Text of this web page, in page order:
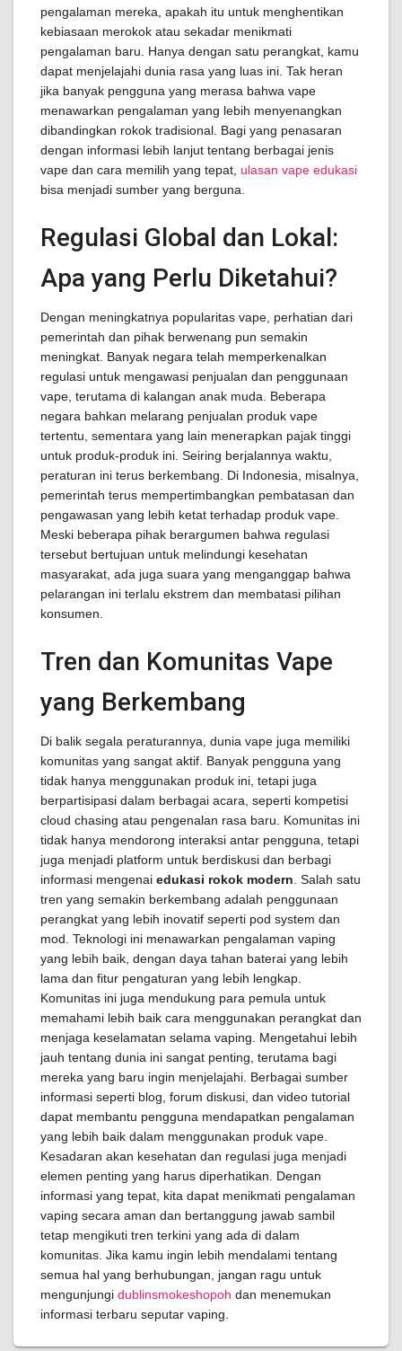
pengalaman mereka, apakah itu untuk menghentikan
kebiasaan merokok atau sekadar menikmati
pengalaman baru. Hanya dengan satu perangkat, kamu
dapat menjelajahi dunia rasa yang luas ini. Tak heran
jika banyak pengguna yang merasa bahwa vape
menawarkan pengalaman yang lebih menyenangkan
dibandingkan rokok tradisional. Bagi yang penasaran
dengan informasi lebih lanjut tentang berbagai jenis
vape dan cara memilih yang tepat, ulasan vape edukasi
bisa menjadi sumber yang berguna.
Regulasi Global dan Lokal:
Apa yang Perlu Diketahui?
Dengan meningkatnya popularitas vape, perhatian dari
pemerintah dan pihak berwenang pun semakin
meningkat. Banyak negara telah memperkenalkan
regulasi untuk mengawasi penjualan dan penggunaan
vape, terutama di kalangan anak muda. Beberapa
negara bahkan melarang penjualan produk vape
tertentu, sementara yang lain menerapkan pajak tinggi
untuk produk-produk ini. Seiring berjalannya waktu,
peraturan ini terus berkembang. Di Indonesia, misalnya,
pemerintah terus mempertimbangkan pembatasan dan
pengawasan yang lebih ketat terhadap produk vape.
Meski beberapa pihak berargumen bahwa regulasi
tersebut bertujuan untuk melindungi kesehatan
masyarakat, ada juga suara yang menganggap bahwa
pelarangan ini terlalu ekstrem dan membatasi pilihan
konsumen.
Tren dan Komunitas Vape
yang Berkembang
Di balik segala peraturannya, dunia vape juga memiliki
komunitas yang sangat aktif. Banyak pengguna yang
tidak hanya menggunakan produk ini, tetapi juga
berpartisipasi dalam berbagai acara, seperti kompetisi
cloud chasing atau pengenalan rasa baru. Komunitas ini
tidak hanya mendorong interaksi antar pengguna, tetapi
juga menjadi platform untuk berdiskusi dan berbagi
informasi mengenai edukasi rokok modern . Salah satu
tren yang semakin berkembang adalah penggunaan
perangkat yang lebih inovatif seperti pod system dan
mod. Teknologi ini menawarkan pengalaman vaping
yang lebih baik, dengan daya tahan baterai yang lebih
lama dan fitur pengaturan yang lebih lengkap.
Komunitas ini juga mendukung para pemula untuk
memahami lebih baik cara menggunakan perangkat dan
menjaga keselamatan selama vaping. Mengetahui lebih
jauh tentang dunia ini sangat penting, terutama bagi
mereka yang baru ingin menjelajahi. Berbagai sumber
informasi seperti blog, forum diskusi, dan video tutorial
dapat membantu pengguna mendapatkan pengalaman
yang lebih baik dalam menggunakan produk vape.
Kesadaran akan kesehatan dan regulasi juga menjadi
elemen penting yang harus diperhatikan. Dengan
informasi yang tepat, kita dapat menikmati pengalaman
vaping secara aman dan bertanggung jawab sambil
tetap mengikuti tren terkini yang ada di dalam
komunitas. Jika kamu ingin lebih mendalami tentang
semua hal yang berhubungan, jangan ragu untuk
mengunjungi dublinsmokeshopoh dan menemukan
informasi terbaru seputar vaping.